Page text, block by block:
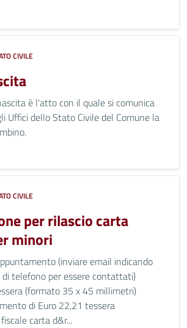
CIVILE
è l'atto con il quale si comunica
Uffici dello Stato Civile del Comune la
CIVILE
per rilascio carta
minori
(inviare email indicando
telefono per essere contattati)
(formato 35 x 45 millimetri)
di Euro 22,21 tessera
carta d&r...